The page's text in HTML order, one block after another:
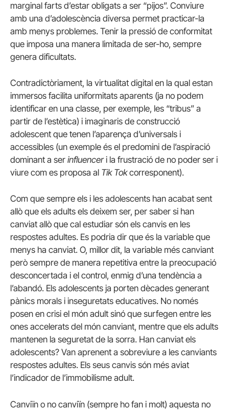
marginal farts d’estar obligats a ser “pijos”. Conviure
amb una d’adolescència diversa permet practicar-la
amb menys problemes. Tenir la pressió de conformitat
que imposa una manera limitada de ser-ho, sempre
genera dificultats.
Contradictòriament, la virtualitat digital en la qual estan
immersos facilita uniformitats aparents (ja no podem
identificar en una classe, per exemple, les “tribus” a
partir de l’estètica) i imaginaris de construcció
adolescent que tenen l’aparença d’universals i
accessibles (un exemple és el predomini de l’aspiració
dominant a ser influenceri la frustració de no poder ser i
viure com es proposa al Tik Tokcorresponent).
Com que sempre els i les adolescents han acabat sent
allò que els adults els deixem ser, per saber si han
canviat allò que cal estudiar són els canvis en les
respostes adultes. Es podria dir que és la variable que
menys ha canviat. O, millor dit, la variable més canviant
però sempre de manera repetitiva entre la preocupació
desconcertada i el control, enmig d’una tendència a
l’abandó. Els adolescents ja porten dècades generant
pànics morals i inseguretats educatives. No només
posen en crisi el món adult sinó que surfegen entre les
ones accelerats del món canviant, mentre que els adults
mantenen la seguretat de la sorra. Han canviat els
adolescents? Van aprenent a sobreviure a les canviants
respostes adultes. Els seus canvis són més aviat
l’indicador de l’immobilisme adult.
Canviïn o no canviïn (sempre ho fan i molt) aquesta no